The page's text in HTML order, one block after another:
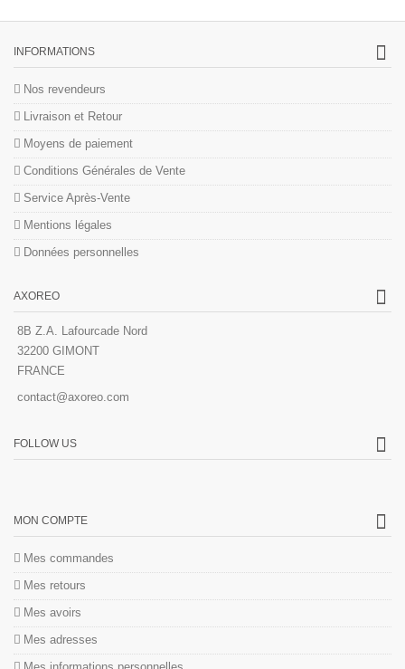
INFORMATIONS
Nos revendeurs
Livraison et Retour
Moyens de paiement
Conditions Générales de Vente
Service Après-Vente
Mentions légales
Données personnelles
AXOREO
8B Z.A. Lafourcade Nord
32200 GIMONT
FRANCE
contact@axoreo.com
FOLLOW US
MON COMPTE
Mes commandes
Mes retours
Mes avoirs
Mes adresses